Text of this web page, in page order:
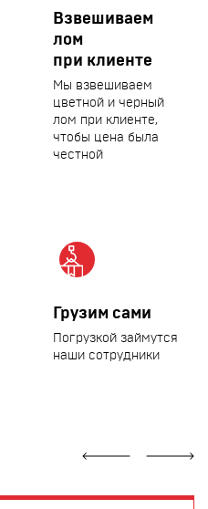
Взвешиваем
лом
при клиенте
Мы взвешиваем
цветной и черный
лом при клиенте,
чтобы цена была
честной
Грузим сами
Погрузкой займутся
наши сотрудники